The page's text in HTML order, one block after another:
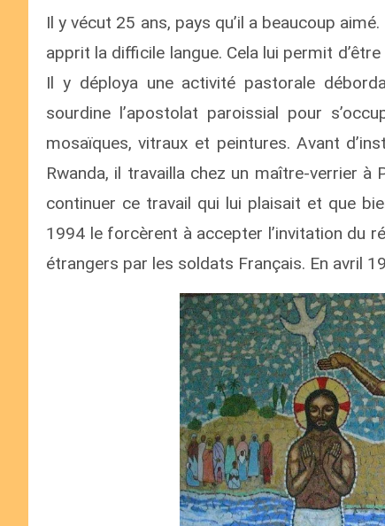
Il y vécut 25 ans, pays qu’il a beaucoup
apprit la difficile langue. Cela lui permit
Il y déploya une activité pastorale
sourdine l’apostolat paroissial pour
mosaïques, vitraux et peintures. Avant
Rwanda, il travailla chez un maître-verrier à
continuer ce travail qui lui plaisait et que
1994 le forcèrent à accepter l’invitation du
étrangers par les soldats Français. En avril